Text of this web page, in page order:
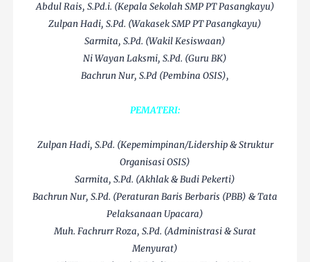
Abdul Rais, S.Pd.i. (Kepala Sekolah SMP PT Pasangkayu)
Zulpan Hadi, S.Pd. (Wakasek SMP PT Pasangkayu)
Sarmita, S.Pd. (Wakil Kesiswaan)
Ni Wayan Laksmi, S.Pd. (Guru BK)
Bachrun Nur, S.Pd (Pembina OSIS),
PEMATERI:
Zulpan Hadi, S.Pd. (Kepemimpinan/Lidership & Struktur
Organisasi OSIS)
Sarmita, S.Pd. (Akhlak & Budi Pekerti)
Bachrun Nur, S.Pd. (Peraturan Baris Berbaris (PBB) & Tata
Pelaksanaan Upacara)
Muh. Fachrurr Roza, S.Pd. (Administrasi & Surat
Menyurat)